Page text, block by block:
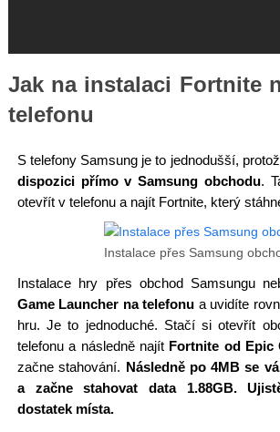
Jak na instalaci Fortnite
telefonu
S telefony Samsung je to jednodušší,
dispozici přímo v Samsung obchodu.
otevřít v telefonu a najít Fortnite, který
Instalace přes Samsung
Instalace hry přes obchod Samsungu
Game Launcher na telefonu a uvidíte
hru. Je to jednoduché. Stačí si otevřít
telefonu a následně najít Fortnite od Epic
začne stahování. Následně po 4MB se
a začne stahovat data 1.88GB.
dostatek místa.